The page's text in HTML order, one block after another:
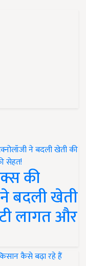
की
बदली खेती
लागत और